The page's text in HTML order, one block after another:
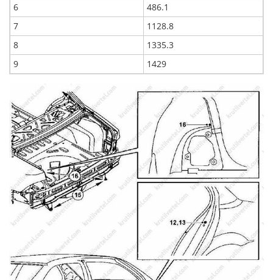
6
486.1
7
1128.8
8
1335.3
9
1429